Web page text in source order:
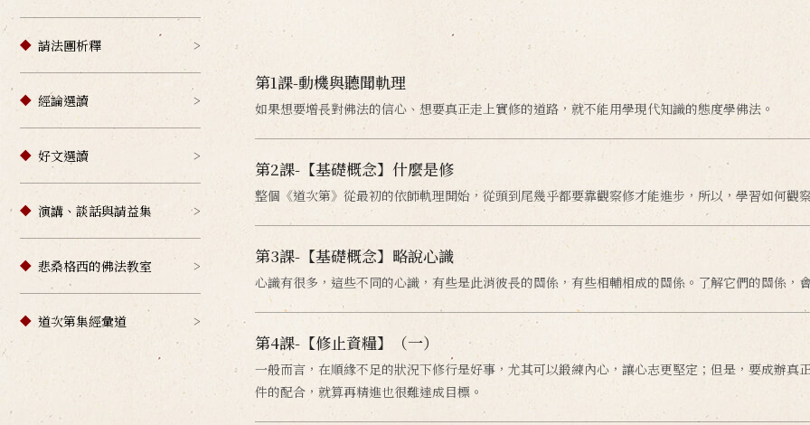
請法團析釋
經論選讀
好文選讀
演講、談話與請益集
悲桑格西的佛法教室
道次第集經彙道
第1課-動機與聽聞軌理
如果想要增長對佛法的信心、想要真正走上實修的道路，就不能用學現代知識的態度學佛法。
第2課-【基礎概念】什麼是修
整個《道次第》從最初的依師軌理開始，從頭到尾幾乎都要靠觀察修才能進步，所以，學習如何觀
第3課-【基礎概念】略說心識
心識有很多，這些不同的心識，有些是此消彼長的關係，有些相輔相成的關係。了解它們的關係，
第4課-【修止資糧】（一）
一般而言，在順緣不足的狀況下修行是好事，尤其可以鍛練內心，讓心志更堅定；但是，要成辦真
件的配合，就算再精進也很難達成目標。